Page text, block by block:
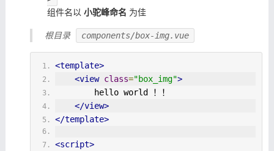
组件名以 小驼峰命名 为佳
根目录 components/box-img.vue
<template>
<view class="box_img">
        hello world ！！
</view>
</template>
<script>